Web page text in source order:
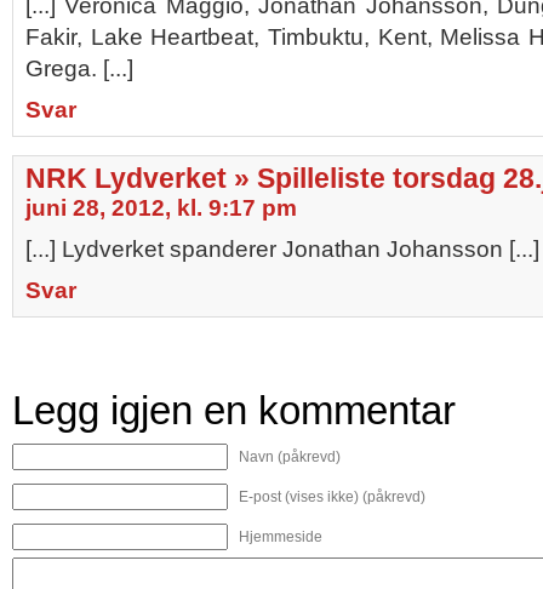
[...] Veronica Maggio, Jonathan Johansson,
Fakir, Lake Heartbeat, Timbuktu, Kent, Melissa
Grega. [...]
Svar
NRK Lydverket » Spilleliste torsdag
juni 28, 2012, kl. 9:17 pm
[...] Lydverket spanderer Jonathan Johansson [...]
Svar
Legg igjen en kommentar
Navn (påkrevd)
E-post (vises ikke) (påkrevd)
Hjemmeside